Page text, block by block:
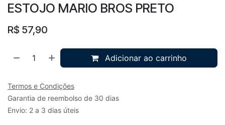
ESTOJO MARIO BROS PRETO
R$ 57,90
Adicionar ao carrinho
Termos e Condições
Garantia de reembolso de 30 dias
Envio: 2 a 3 dias úteis